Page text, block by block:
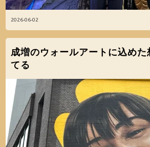
2026-06-02
成増のウォールアートに込め
てる